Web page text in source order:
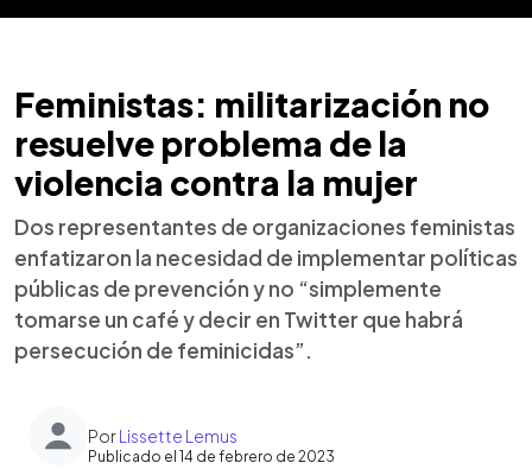
Feministas: militarización no
resuelve problema de la
violencia contra la mujer
Dos representantes de organizaciones feministas
enfatizaron la necesidad de implementar políticas
públicas de prevención y no “simplemente
tomarse un café y decir en Twitter que habrá
persecución de feminicidas”.
PorLissette Lemus
Publicado el 14 de febrero de 2023